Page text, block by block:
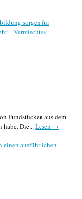
sorgen für
– Vermischtes
Fundstücken aus dem
habe. Die... Lesen →
einen ausführlichen